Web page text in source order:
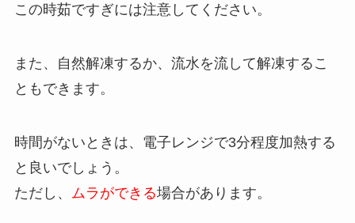
この時茹ですぎには注意してください。
また、自然解凍するか、流水を流して解凍するこ
ともできます。
時間がないときは、電子レンジで3分程度加熱する
と良いでしょう。
ただし、 ムラができる場合があります。